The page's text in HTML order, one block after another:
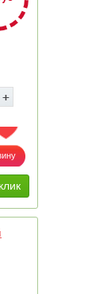
ДОБАВИТЬ В ИЗБРАННОЕ